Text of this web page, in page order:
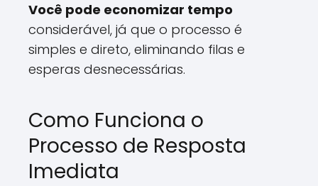
Você pode economizar tempo
considerável, já que o processo é
simples e direto, eliminando filas e
esperas desnecessárias.
Como Funciona o
Processo de Resposta
Imediata